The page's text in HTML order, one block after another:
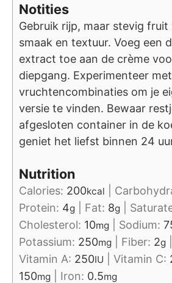
Notities
Gebruik rijp, maar stevig
smaak en textuur. Voeg een
extract toe aan de crème
diepgang. Experimenteer
vruchtencombinaties om je
versie te vinden. Bewaar
afgesloten container in de
geniet het liefst binnen 24
Nutrition
Calories: 200kcal
Protein: 4g Fat: 8g
Cholesterol: 10mg Sodium:
Potassium: 250mg Fiber: 2g
Vitamin A: 250IU Vitamin C:
150mg Iron: 0.5mg